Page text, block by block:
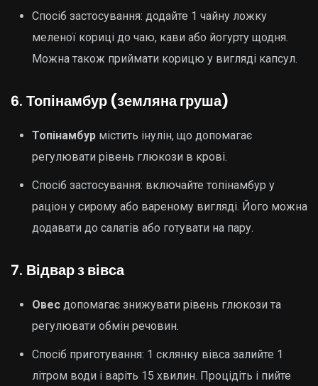
Спосіб застосування: додайте 1 чайну ложку
меленої кориці до чаю, кави або йогурту щодня.
Можна також приймати корицю у вигляді капсул.
6. Топінамбур (земляна груша)
Топінамбур містить інулін, що допомагає
регулювати рівень глюкози в крові.
Спосіб застосування: включайте топінамбур у
раціон у сирому або вареному вигляді. Його можна
додавати до салатів або готувати на пару.
7. Відвар з вівса
Овес допомагає знижувати рівень глюкози та
регулювати обмін речовин.
Спосіб приготування: 1 склянку вівса залийте 1
літром води і варіть 15 хвилин. Процідіть і пийте